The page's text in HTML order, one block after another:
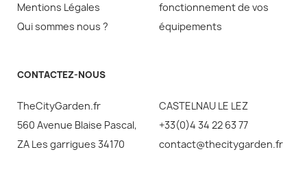
Mentions Légales
Qui sommes nous ?
fonctionnement de vos
équipements
CONTACTEZ-NOUS
TheCityGarden.fr
560 Avenue Blaise Pascal,
ZA Les garrigues 34170
CASTELNAU LE LEZ
+33(0)4 34 22 63 77
contact@thecitygarden.fr